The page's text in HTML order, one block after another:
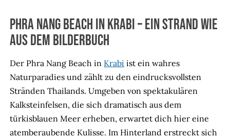
Phra Nang Beach in Krabi – Ein Strand wie
aus dem Bilderbuch
Der Phra Nang Beach in Krabi ist ein wahres
Naturparadies und zählt zu den eindrucksvollsten
Stränden Thailands. Umgeben von spektakulären
Kalksteinfelsen, die sich dramatisch aus dem
türkisblauen Meer erheben, erwartet dich hier eine
atemberaubende Kulisse. Im Hinterland erstreckt sich